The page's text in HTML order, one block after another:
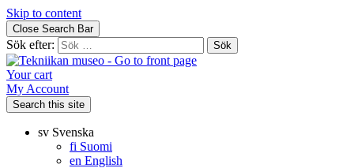
Skip to content
Close Search Bar
Sök efter:
Your cart
My Account
Search this site
sv Svenska
fi Suomi
en English